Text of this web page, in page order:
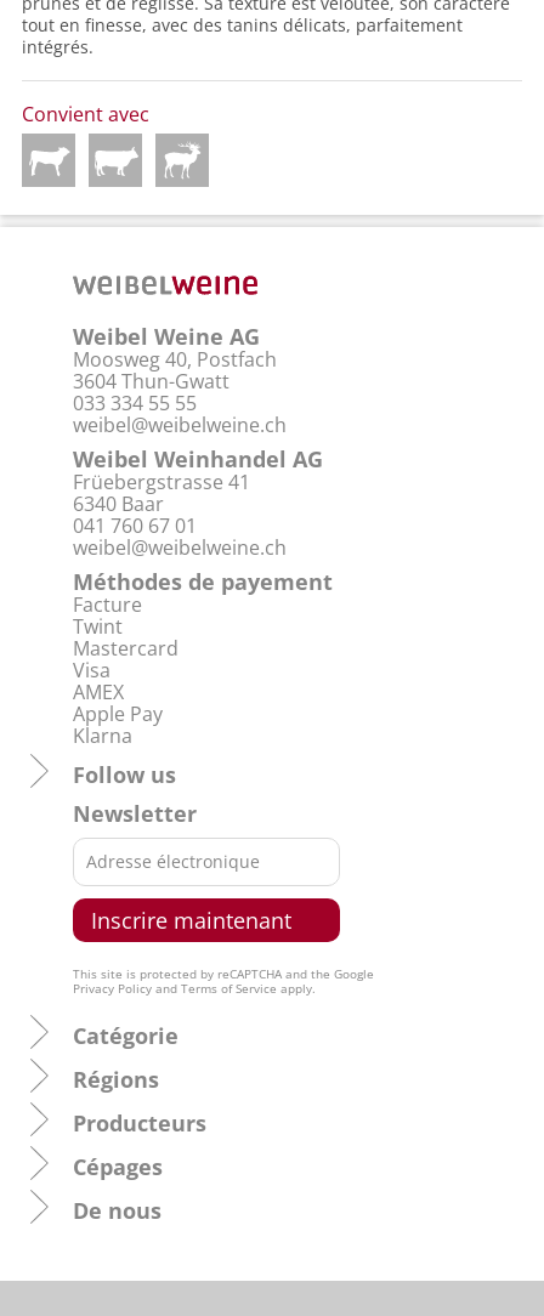
tout en finesse, avec des tanins délicats, parfaitement
intégrés.
Convient avec
Weibel Weine AG
Moosweg 40, Postfach
3604 Thun-Gwatt
033 334 55 55
weibel@weibelweine.ch
Weibel Weinhandel AG
Früebergstrasse 41
6340 Baar
041 760 67 01
weibel@weibelweine.ch
Méthodes de payement
Facture
Twint
Mastercard
Visa
AMEX
Apple Pay
Klarna
Follow us
Newsletter
This site is protected by reCAPTCHA and the Google
Privacy Policy and Terms of Service apply.
Catégorie
Régions
Producteurs
Cépages
De nous